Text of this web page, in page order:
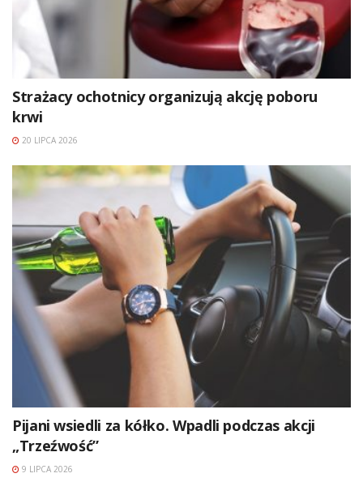
Strażacy ochotnicy organizują akcję poboru
krwi
20 LIPCA 2026
Pijani wsiedli za kółko. Wpadli podczas akcji
„Trzeźwość”
9 LIPCA 2026